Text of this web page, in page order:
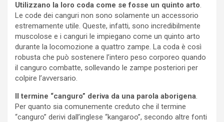
Utilizzano la loro coda come se fosse un quinto arto.
Le code dei canguri non sono solamente un accessorio
estremamente utile. Queste, infatti, sono incredibilmente
muscolose e i canguri le impiegano come un quinto arto
durante la locomozione a quattro zampe. La coda è così
robusta che può sostenere l’intero peso corporeo quando
il canguro combatte, sollevando le zampe posteriori per
colpire l’avversario.
Il termine “canguro” deriva da una parola aborigena.
Per quanto sia comunemente creduto che il termine
“canguro” derivi dall’inglese “kangaroo”, secondo altre fonti